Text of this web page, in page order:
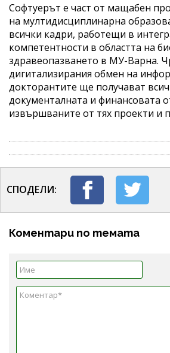
Софтуерът е част от мащабен
на мултидисциплинарна
всички кадри, работещи в
компетентности в областта на
здравеопазването в МУ-Варна.
дигитализирания обмен на
докторантите ще получават
документалната и финансовата
извършваните от тях проекти и
СПОДЕЛИ:
Коментари по темата